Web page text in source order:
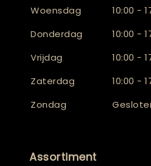
Woensdag
10:00 -
Donderdag
10:00 -
Vrijdag
10:00 -
Zaterdag
10:00 -
Zondag
Assortiment